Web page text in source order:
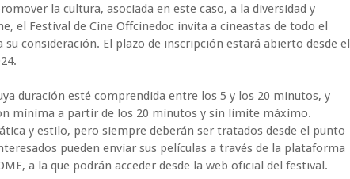
la cultura, asociada en este caso, a la diversidad y
el Festival de Cine Offcinedoc invita a cineastas de todo el
su consideración. El plazo de inscripción estará abierto desde el
duración esté comprendida entre los 5 y los 20 minutos, y
mínima a partir de los 20 minutos y sin límite máximo.
y estilo, pero siempre deberán ser tratados desde el punto
pueden enviar sus películas a través de la plataforma
a la que podrán acceder desde la web oficial del festival.